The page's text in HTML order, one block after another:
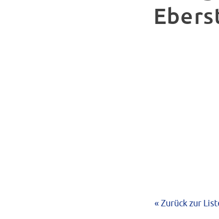
« Zurück zur